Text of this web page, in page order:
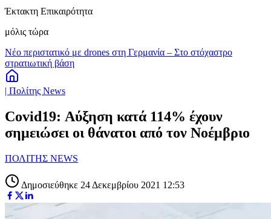
Έκτακτη Επικαιρότητα
μόλις τώρα
Νέο περιστατικό με drones στη Γερμανία – Στο στόχαστρο
στρατιωτική βάση
| Πολίτης News
Covid19: Αύξηση κατά 114% έχουν
σημειώσει οι θάνατοι από τον Νοέμβριο
ΠΟΛΙΤΗΣ NEWS
Δημοσιεύθηκε 24 Δεκεμβρίου 2021 12:53